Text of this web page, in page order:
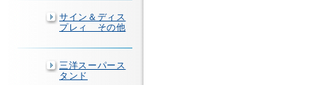
サイン＆ディス
プレィ その他
三洋スーパース
タンド